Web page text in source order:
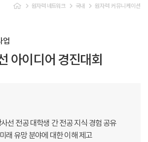
원자력 커뮤니케이션
navigate_next 원자력 네트워크 navigate_next 국내 navigate_next 원자력 커뮤니케이션
업
아이디어 경진대회
선 전공 대학생 간 전공 지식·경험 공유
래 유망 분야에 대한 이해 제고